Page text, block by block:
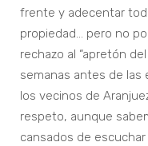
frente y adecentar
propiedad… pero no
rechazo al “apretón
semanas antes de las
los vecinos de
respeto, aunque
cansados de